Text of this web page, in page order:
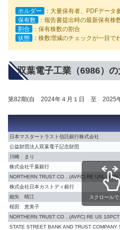
ホルダー
：大量保有者、PDFデータ
保有数
：報告書提出時の最新保有株
割合
：保有株数の割合
状態
：株数増減のチェックが一目で
双葉電子工業（6986）
第82期(自 2024年４月１日 至 2025年
日本マスタートラスト信託銀行株式会社
公益財団法人双葉電子記念財団
川崎 まり
株式会社千葉銀行
NORTHERN TRUST CO．(AVFC) RE USL
株式会社日本カストディ銀行
細矢 晴江
桜田 恵美子
NORTHERN TRUST CO．(AVFC) RE US
STATE STREET BANK AND TRUST
スクロール